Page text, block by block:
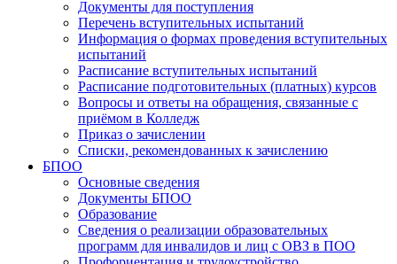
Документы для поступления
Перечень вступительных испытаний
Информация о формах проведения вступительных
испытаний
Расписание вступительных испытаний
Расписание подготовительных (платных) курсов
Вопросы и ответы на обращения, связанные с
приёмом в Колледж
Приказ о зачислении
Списки, рекомендованных к зачислению
БПОО
Основные сведения
Документы БПОО
Образование
Сведения о реализации образовательных
программ для инвалидов и лиц с ОВЗ в ПОО